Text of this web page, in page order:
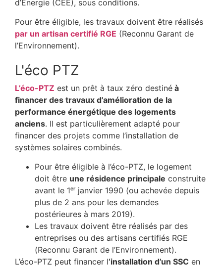
d’Énergie (CEE), sous conditions.
Pour être éligible, les travaux doivent être réalisés
par un artisan certifié RGE (Reconnu Garant de
l’Environnement).
L'éco PTZ
L’éco-PTZ est un prêt à taux zéro destiné à
financer des travaux d’amélioration de la
performance énergétique des logements
anciens. Il est particulièrement adapté pour
financer des projets comme l’installation de
systèmes solaires combinés.
Pour être éligible à l’éco-PTZ, le logement
doit être une résidence principale construite
avant le 1ᵉʳ janvier 1990 (ou achevée depuis
plus de 2 ans pour les demandes
postérieures à mars 2019).
Les travaux doivent être réalisés par des
entreprises ou des artisans certifiés RGE
(Reconnu Garant de l’Environnement).
L’éco-PTZ peut financer l‘installation d’un SSC en